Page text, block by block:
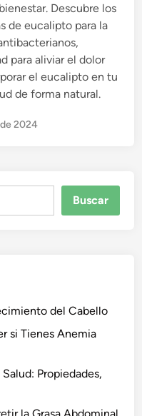
Descubre los
de eucalipto para la
para aliviar el dolor
el eucalipto en tu
de forma natural.
2024
Buscar
del Cabello
si Tienes Anemia
Propiedades,